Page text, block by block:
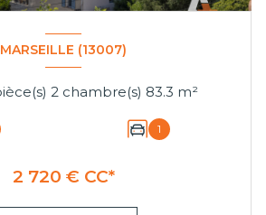
MARSEILLE (13007)
Maison 3 pièce(s) 2 chambre(s) 83.3 m²
1
2 720 € CC*